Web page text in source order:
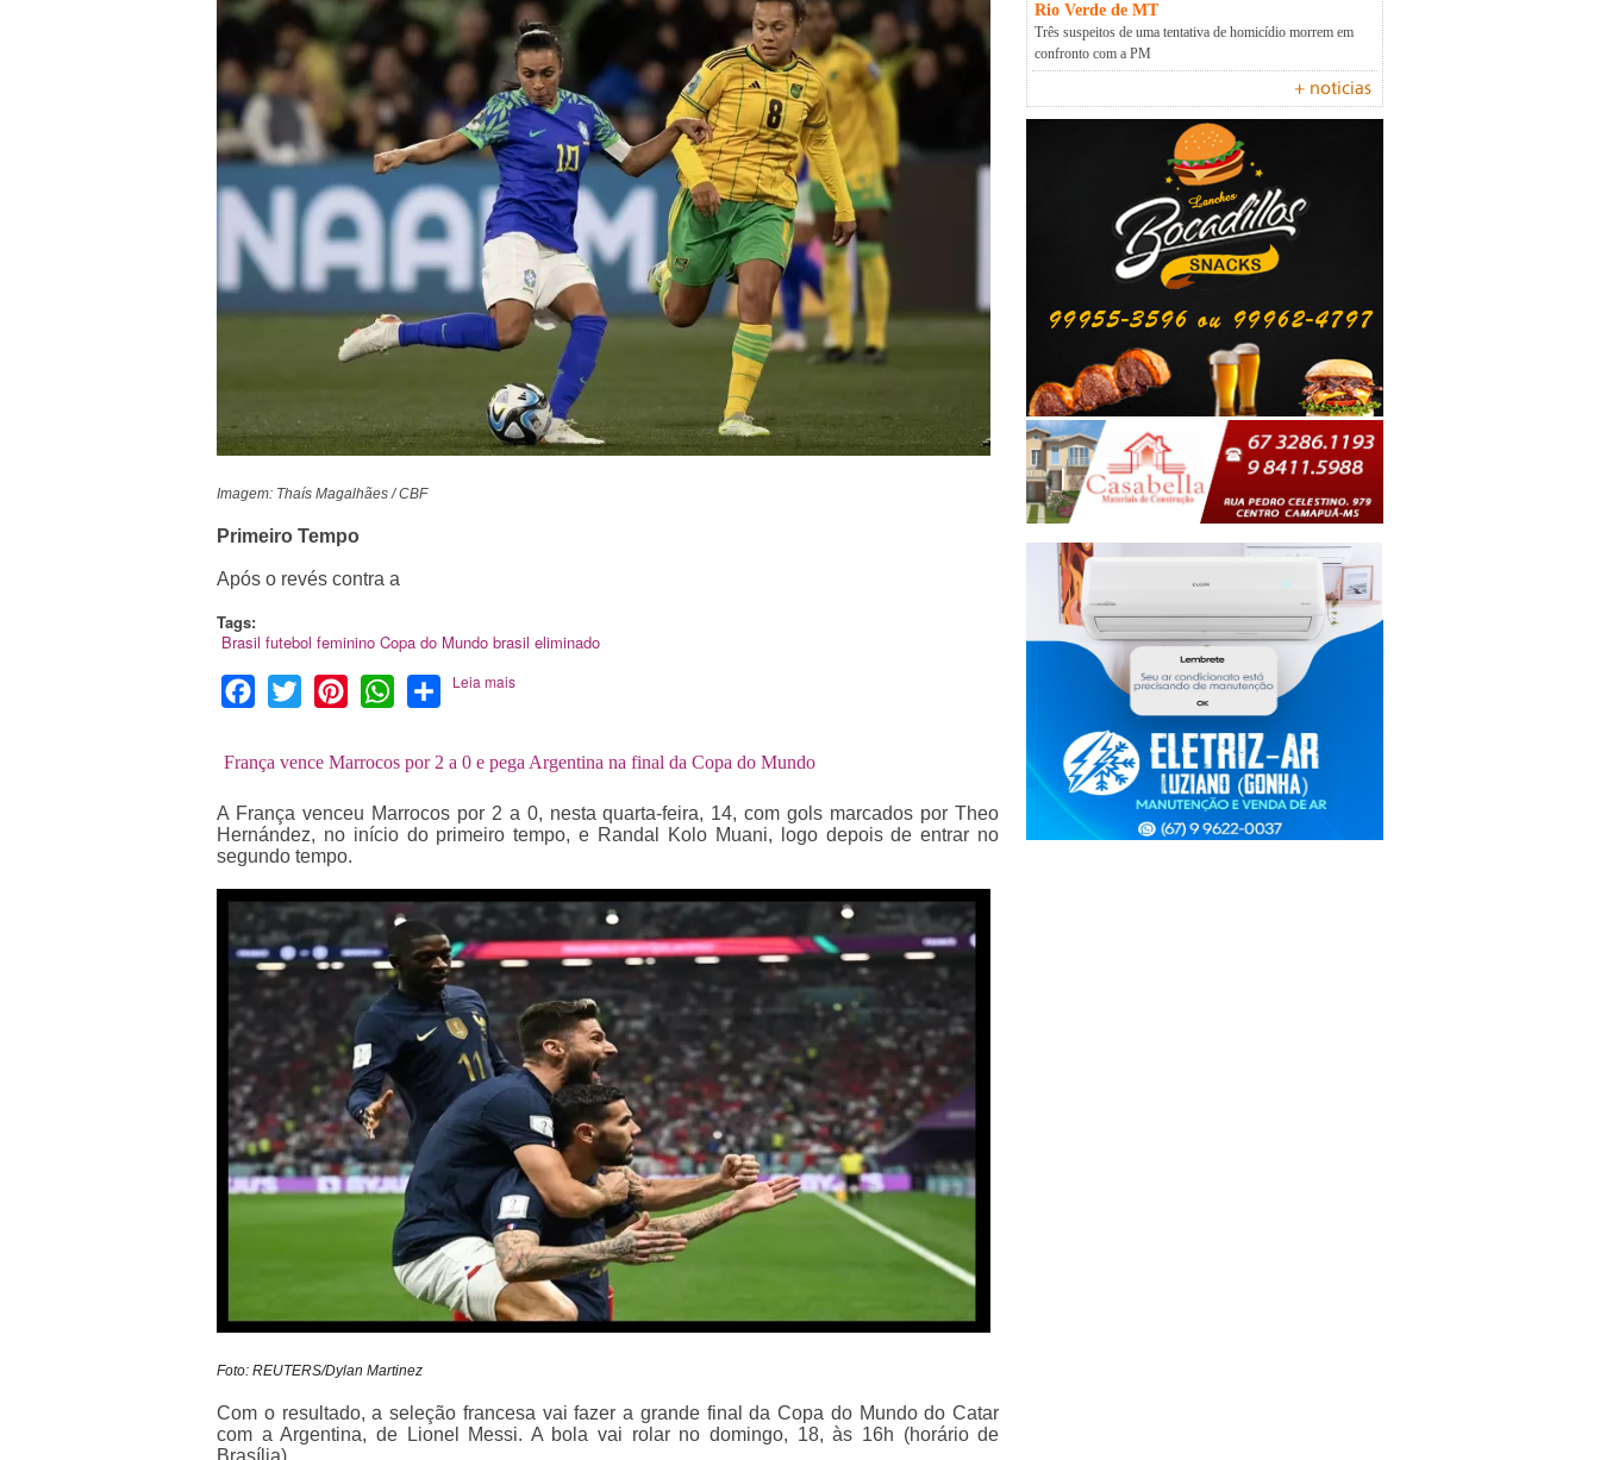
Rio Verde de MT
Três suspeitos de uma tentativa de homicídio morrem em
confronto com a PM
+ noticias
Imagem: Thaís Magalhães / CBF
Primeiro Tempo
Após o revés contra a
Tags:
Brasil futebol feminino Copa do Mundo brasil eliminado
Facebook
Twitter PinterestWhatsApp
Share
Leia mais
França vence Marrocos por 2 a 0 e pega Argentina na final da Copa do Mundo
A França venceu Marrocos por 2 a 0, nesta quarta-feira, 14, com gols marcados por Theo
Hernández, no início do primeiro tempo, e Randal Kolo Muani, logo depois de entrar no
segundo tempo.
Foto: REUTERS/Dylan Martinez
Com o resultado, a seleção francesa vai fazer a grande final da Copa do Mundo do Catar
com a Argentina, de Lionel Messi. A bola vai rolar no domingo, 18, às 16h (horário de